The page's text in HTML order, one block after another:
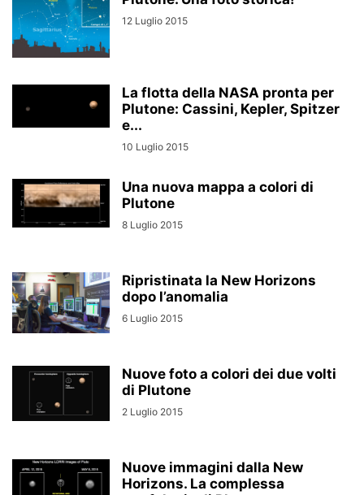
12 Luglio 2015
La flotta della NASA pronta per
Plutone: Cassini, Kepler, Spitzer
e...
10 Luglio 2015
Una nuova mappa a colori di
Plutone
8 Luglio 2015
Ripristinata la New Horizons
dopo l’anomalia
6 Luglio 2015
Nuove foto a colori dei due volti
di Plutone
2 Luglio 2015
Nuove immagini dalla New
Horizons. La complessa